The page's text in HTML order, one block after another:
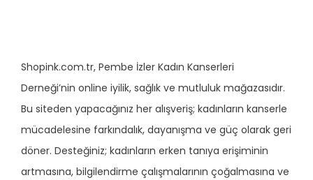
Shopink.com.tr, Pembe İzler Kadın Kanserleri
Derneği’nin online iyilik, sağlık ve mutluluk mağazasıdır.
Bu siteden yapacağınız her alışveriş; kadınların kanserle
mücadelesine farkındalık, dayanışma ve güç olarak geri
döner. Desteğiniz; kadınların erken tanıya erişiminin
artmasına, bilgilendirme çalışmalarının çoğalmasına ve